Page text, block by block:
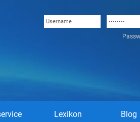
Lexikon Blog